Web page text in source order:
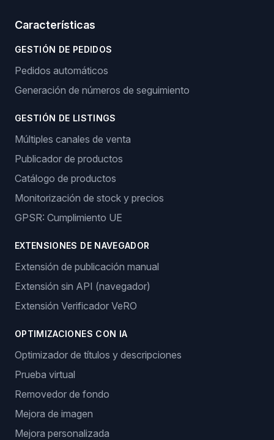
Características
GESTIÓN DE PEDIDOS
Pedidos automáticos
Generación de números de seguimiento
GESTIÓN DE LISTINGS
Múltiples canales de venta
Publicador de productos
Catálogo de productos
Monitorización de stock y precios
GPSR: Cumplimiento UE
EXTENSIONES DE NAVEGADOR
Extensión de publicación manual
Extensión sin API (navegador)
Extensión Verificador VeRO
OPTIMIZACIONES CON IA
Optimizador de títulos y descripciones
Prueba virtual
Removedor de fondo
Mejora de imagen
Mejora personalizada